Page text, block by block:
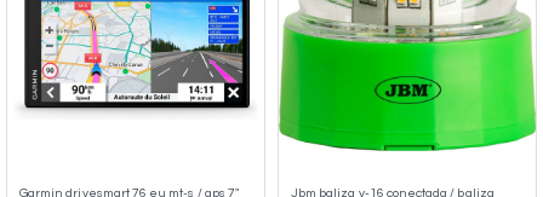
Garmin drivesmart 76 eu mt-s / gps 7"
Jbm baliza v-16 conectada / baliza